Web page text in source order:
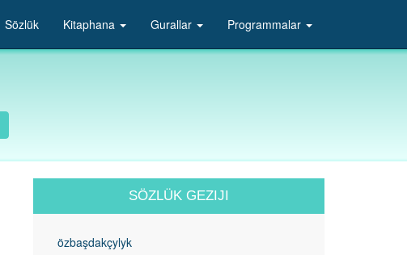
Sözlük Kitaphana Gurallar Programmalar
SÖZLÜK GEZIJI
özbaşdakçylyk